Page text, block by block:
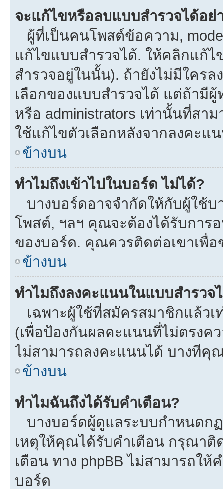
จะแก้ไขหรือลบแบบสำรวจได้อย่
ผู้ที่เป็นคนโพสต์ข้อความ,
แก้ไขแบบสำรวจได้. ให้คลิกแก้
สำรวจอยู่ในนั้น). ถ้ายังไม่มีใคร
เลือกของแบบสำรวจได้ แต่ถ้ามีผู้
หรือ administrators เท่านั้นที่สา
ใช้แก้ไขตัวเลือกหลังจากลงคะแ
ข้างบน
ทำไมถึงเข้าไปในบอร์ด ไม่ได้?
บางบอร์ดอาจจำกัดให้กับผู้ใช้บ
โพสต์, ฯลฯ คุณจะต้องได้รับการ
ของบอร์ด. คุณควรติดต่อเขาเพื่
ข้างบน
ทำไมถึงลงคะแนนในแบบสำรวจ
เฉพาะผู้ใช้ที่สมัครสมาชิกแล้ว
(เพื่อป้องกันผลคะแนนที่ไม่ตรงค
ไม่สามารถลงคะแนนได้ บางทีคุ
ข้างบน
ทำไมฉันถึงได้รับคำเตือน?
บางบอร์ดผู้ดูแลระบบกำหนดก
เหตุให้คุณได้รับคำเตือน กรุณา
เตือน ทาง phpBB ไม่สามารถใ
บอร์ด